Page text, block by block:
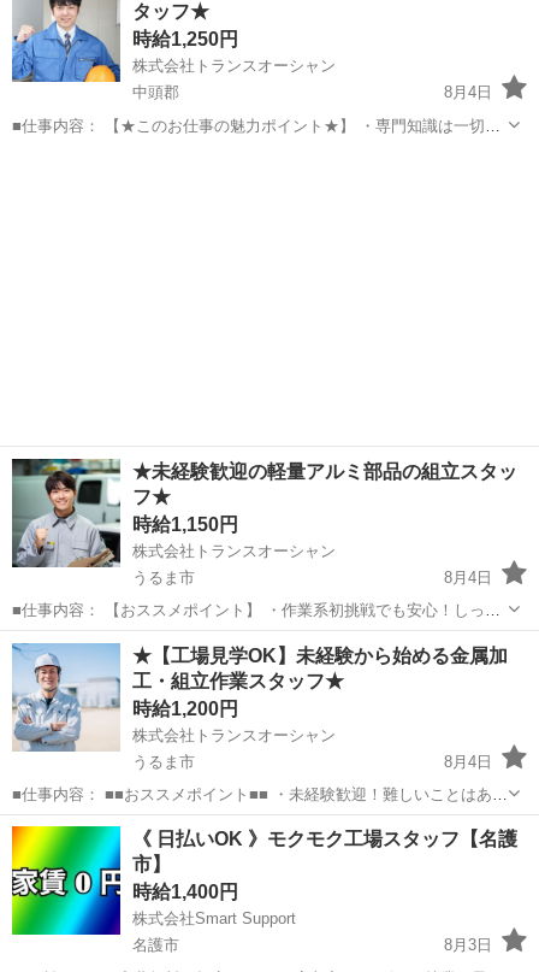
サポート体制が整って...
タッフ★
時給1,250円
株式会社トランスオーシャン
中頭郡
8月4日
■仕事内容： 【★このお仕事の魅力ポイント★】 ・専門知識は一切不
★未経験歓迎の軽量アルミ部品の組立スタッ
フ★
時給1,150円
株式会社トランスオーシャン
うるま市
8月4日
■仕事内容： 【おススメポイント】 ・作業系初挑戦でも安心！しっか
りサポート◎ ・軽量部品の組立なので体への負担なし◎ ・土日祝休み
＆17:00退勤でプライベート充実 ・男女共に活躍中◎ ・髪型・髪色自
由 ・学...
沖縄 うるま市 工場 スタッフ
★【工場見学OK】未経験から始める金属加
工・組立作業スタッフ★
時給1,200円
株式会社トランスオーシャン
うるま市
8月4日
■仕事内容： ■■おススメポイント■■ ・未経験歓迎！難しいことはあり
ません◎ ・土日休み！プライベートの予定も立てやすい◎ ・工場見学
OK！職場の雰囲気を見て決められる安心感◎ ・スキルが身につく！
働きながら自然...
沖縄 うるま市 工場 スタッフ
《 日払いOK 》モクモク工場スタッフ【名護
市】
時給1,400円
株式会社Smart Support
名護市
8月3日